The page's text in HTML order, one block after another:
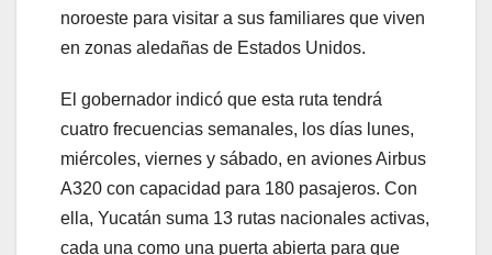
noroeste para visitar a sus familiares que viven
en zonas aledañas de Estados Unidos.
El gobernador indicó que esta ruta tendrá
cuatro frecuencias semanales, los días lunes,
miércoles, viernes y sábado, en aviones Airbus
A320 con capacidad para 180 pasajeros. Con
ella, Yucatán suma 13 rutas nacionales activas,
cada una como una puerta abierta para que